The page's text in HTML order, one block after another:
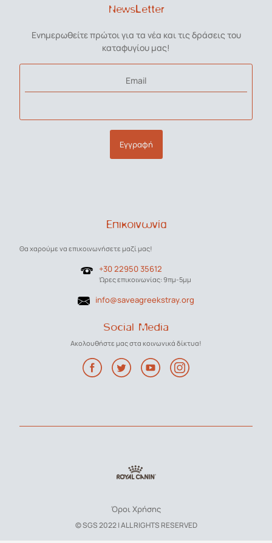
NewsLetter
Ενημερωθείτε πρώτοι για τα νέα και τις δράσεις του
καταφυγίου μας!
Email
Εγγραφή
Επικοινωνία
Θα χαρούμε να επικοινωνήσετε μαζί μας!
+30 22950 35612
Ώρες επικοινωνίας: 9πμ-5μμ
info@saveagreekstray.org
Social Media
Ακολουθήστε μας στα κοινωνικά δίκτυα!
Όροι Χρήσης
© SGS 2022 | ALL RIGHTS RESERVED